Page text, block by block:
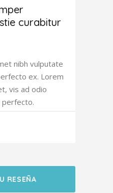
curabitur
nibh vulputate
ex. Lorem
vis ad odio
perfecto.
RESEÑA